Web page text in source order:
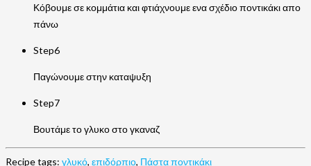
Κόβουμε σε κομμάτια και φτιάχνουμε ενα σχέδιο ποντικάκι απο
πάνω
Step6
Παγώνουμε στην καταψυξη
Step7
Βουτάμε το γλυκο στο γκαναζ
Recipe tags: γλυκό, επιδόρπιο, Πάστα ποντικάκι